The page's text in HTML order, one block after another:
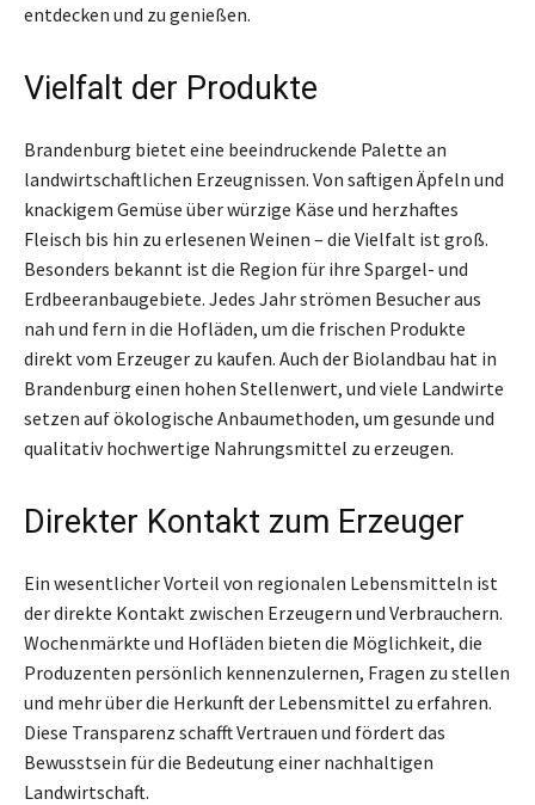
entdecken und zu genießen.
Vielfalt der Produkte
Brandenburg bietet eine beeindruckende Palette an
landwirtschaftlichen Erzeugnissen. Von saftigen Äpfeln und
knackigem Gemüse über würzige Käse und herzhaftes
Fleisch bis hin zu erlesenen Weinen – die Vielfalt ist groß.
Besonders bekannt ist die Region für ihre Spargel- und
Erdbeeranbaugebiete. Jedes Jahr strömen Besucher aus
nah und fern in die Hofläden, um die frischen Produkte
direkt vom Erzeuger zu kaufen. Auch der Biolandbau hat in
Brandenburg einen hohen Stellenwert, und viele Landwirte
setzen auf ökologische Anbaumethoden, um gesunde und
qualitativ hochwertige Nahrungsmittel zu erzeugen.
Direkter Kontakt zum Erzeuger
Ein wesentlicher Vorteil von regionalen Lebensmitteln ist
der direkte Kontakt zwischen Erzeugern und Verbrauchern.
Wochenmärkte und Hofläden bieten die Möglichkeit, die
Produzenten persönlich kennenzulernen, Fragen zu stellen
und mehr über die Herkunft der Lebensmittel zu erfahren.
Diese Transparenz schafft Vertrauen und fördert das
Bewusstsein für die Bedeutung einer nachhaltigen
Landwirtschaft.